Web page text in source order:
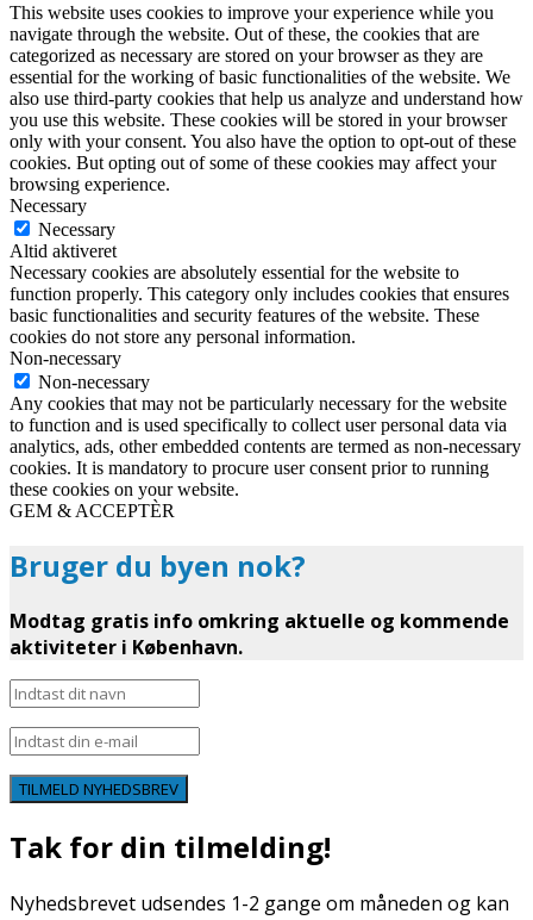
This website uses cookies to improve your experience while you
navigate through the website. Out of these, the cookies that are
categorized as necessary are stored on your browser as they are
essential for the working of basic functionalities of the website. We
also use third-party cookies that help us analyze and understand how
you use this website. These cookies will be stored in your browser
only with your consent. You also have the option to opt-out of these
cookies. But opting out of some of these cookies may affect your
browsing experience.
Necessary
Necessary
Altid aktiveret
Necessary cookies are absolutely essential for the website to
function properly. This category only includes cookies that ensures
basic functionalities and security features of the website. These
cookies do not store any personal information.
Non-necessary
Non-necessary
Any cookies that may not be particularly necessary for the website
to function and is used specifically to collect user personal data via
analytics, ads, other embedded contents are termed as non-necessary
cookies. It is mandatory to procure user consent prior to running
these cookies on your website.
GEM & ACCEPTÈR
Bruger du byen nok?
Modtag gratis info omkring aktuelle og kommende
aktiviteter i København.
TILMELD NYHEDSBREV
Tak for din tilmelding!
Nyhedsbrevet udsendes 1-2 gange om måneden og kan